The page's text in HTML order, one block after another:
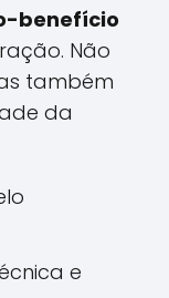
benefício
Não
também
da
e